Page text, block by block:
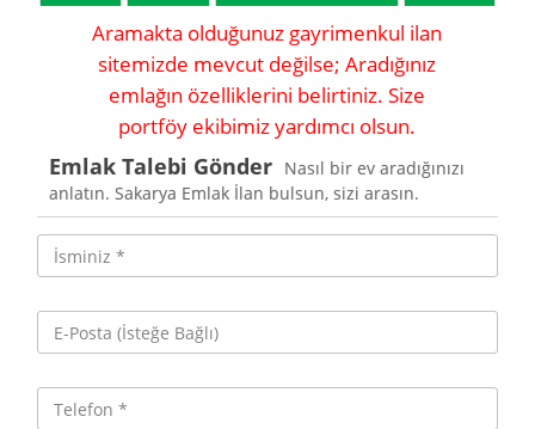
Aramakta olduğunuz gayrimenkul ilan
sitemizde mevcut değilse; Aradığınız
emlağın özelliklerini belirtiniz. Size
portföy ekibimiz yardımcı olsun.
Emlak Talebi Gönder Nasıl bir ev aradığınızı
anlatın. Sakarya Emlak İlan bulsun, sizi arasın.